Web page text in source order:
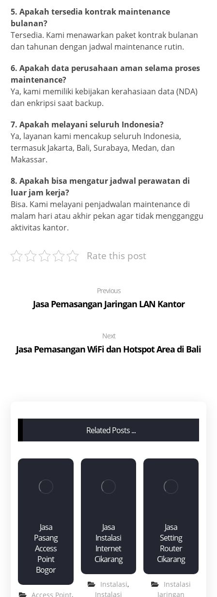
5. Apakah tersedia kontrak maintenance
bulanan?
Tersedia. Kami menawarkan paket kontrak bulanan
dan tahunan dengan jadwal maintenance rutin.
6. Apakah data perusahaan aman selama proses
maintenance?
Ya, kami memiliki kebijakan kerahasiaan data (NDA)
dan enkripsi saat backup.
7. Apakah melayani seluruh Indonesia?
Ya, layanan kami mencakup seluruh Indonesia,
termasuk Jakarta, Bali, Surabaya, Medan, dan
Makassar.
8. Apakah bisa mengatur jadwal perawatan di
luar jam kerja?
Bisa. Kami melayani penjadwalan maintenance di
malam hari atau akhir pekan agar tidak mengganggu
aktivitas kantor.
Rate this post
Previous
Jasa Pemasangan Jaringan LAN Kantor
Next
Jasa Pemasangan WiFi dan Hotspot Area di Bali
Related Posts ...
Jasa
Pasang
Access
Point
Bogor
Access Point,
Jasa
Instalasi
Internet
Cikarang
Instalasi,
Instalasi
Jasa
Setting
Router
Cikarang
Instalasi
Jaringan